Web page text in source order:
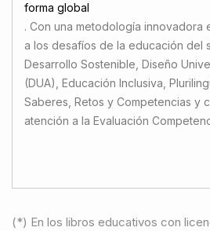
forma global
. Con una metodología innovadora
a los desafíos de la educación del
Desarrollo Sostenible, Diseño
(DUA), Educación Inclusiva,
Saberes, Retos y Competencias y
atención a la Evaluación
(*) En los libros educativos con